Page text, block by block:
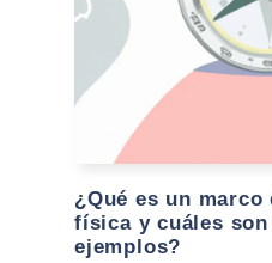
¿Qué es un
física y cuáles
ejemplos?